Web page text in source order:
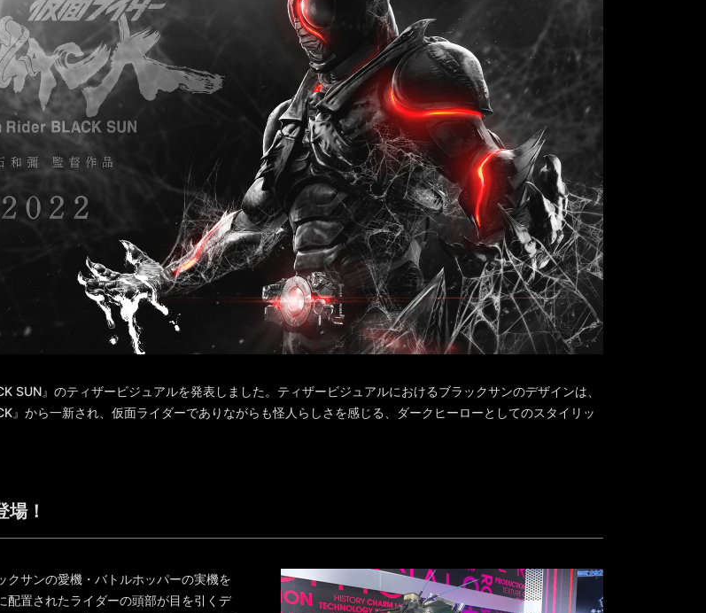
SUN』のティザービジュアルを発表しました。ティザービジュアルにおけるブラックサンのデザインは、
』から一新され、仮面ライダーでありながらも怪人らしさを感じる、ダークヒーローとしてのスタイリッ
！
クサンの愛機・バトルホッパーの実機を
配置されたライダーの頭部が目を引くデ